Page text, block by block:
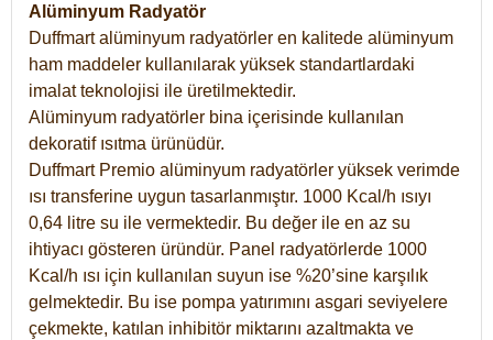
Alüminyum Radyatör
Duffmart alüminyum radyatörler en kalitede alüminyum
ham maddeler kullanılarak yüksek standartlardaki
imalat teknolojisi ile üretilmektedir.
Alüminyum radyatörler bina içerisinde kullanılan
dekoratif ısıtma ürünüdür.
Duffmart Premio alüminyum radyatörler yüksek verimde
ısı transferine uygun tasarlanmıştır. 1000 Kcal/h ısıyı
0,64 litre su ile vermektedir. Bu değer ile en az su
ihtiyacı gösteren üründür. Panel radyatörlerde 1000
Kcal/h ısı için kullanılan suyun ise %20’sine karşılık
gelmektedir. Bu ise pompa yatırımını asgari seviyelere
çekmekte, katılan inhibitör miktarını azaltmakta ve